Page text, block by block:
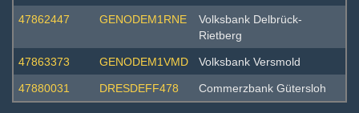
47862447 GENODEM1RNE
Volksbank Delbrück-
Rietberg
47863373 GENODEM1VMD Volksbank Versmold
47880031 DRESDEFF478 Commerzbank Gütersloh